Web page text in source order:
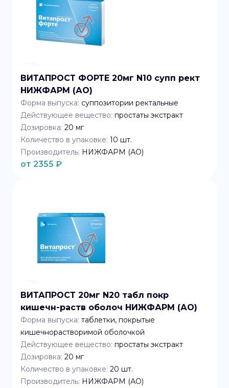
ВИТАПРОСТ ФОРТЕ 20мг N10 супп рект
НИЖФАРМ (АО)
Форма выпуска: суппозитории ректальные
Действующее вещество: простаты экстракт
Дозировка: 20 мг
Количество в упаковке: 10 шт.
Производитель: НИЖФАРМ (АО)
от 2355 ₽
ВИТАПРОСТ 20мг N20 табл покр
кишечн-раств оболоч НИЖФАРМ (АО)
Форма выпуска: таблетки, покрытые
кишечнорастворимой оболочкой
Действующее вещество: простаты экстракт
Дозировка: 20 мг
Количество в упаковке: 20 шт.
Производитель: НИЖФАРМ (АО)